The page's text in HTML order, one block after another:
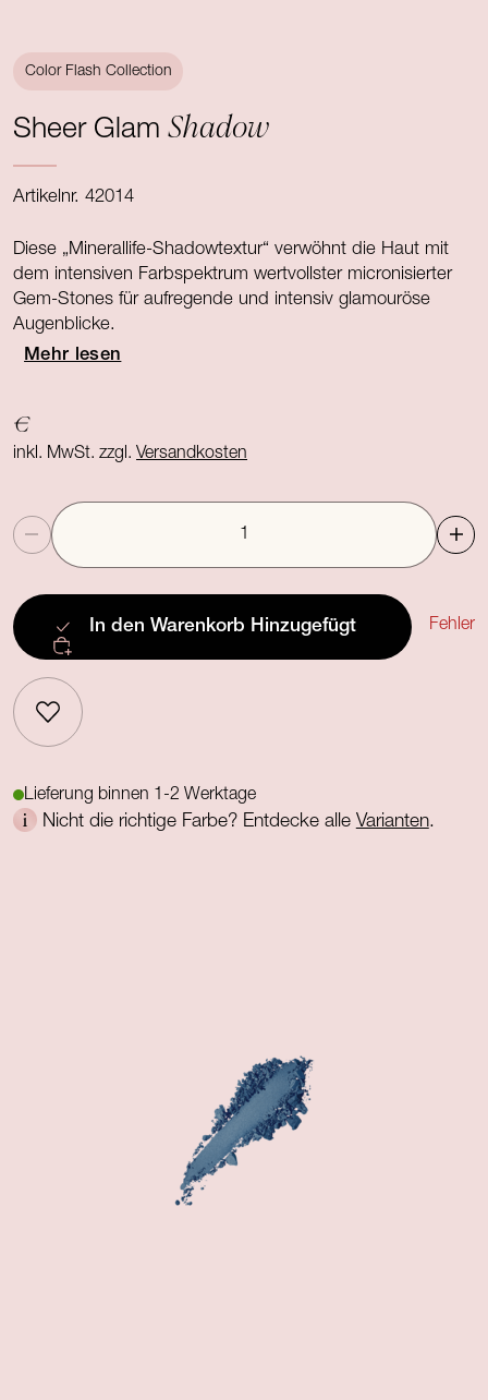
Color Flash Collection
Sheer GlamShadow
Artikelnr. 42014
Diese „Minerallife-Shadowtextur“ verwöhnt die Haut mit
dem intensiven Farbspektrum wertvollster micronisierter
Gem-Stones für aufregende und intensiv glamouröse
Augenblicke.
Mehr lesen
€
inkl. MwSt. zzgl.Versandkosten
Anzahl
In den Warenkorb Hinzugefügt Fehler
Lieferung binnen 1-2 Werktage
Nicht die richtige Farbe? Entdecke alle Varianten.